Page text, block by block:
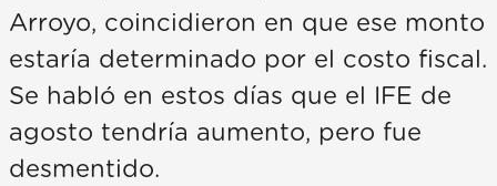
Arroyo, coincidieron en que ese monto
estaría determinado por el costo fiscal.
Se habló en estos días que el IFE de
agosto tendría aumento, pero fue
desmentido.